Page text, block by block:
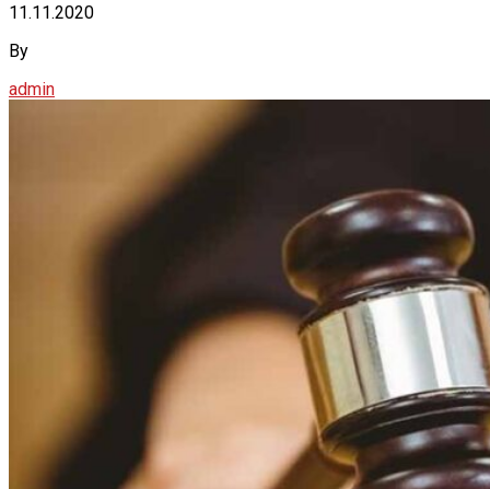
11.11.2020
By
admin